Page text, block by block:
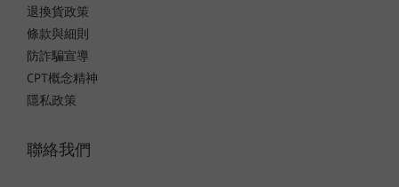
退換貨政策
條款與細則
防詐騙宣導
CPT概念精神
隱私政策
聯絡我們